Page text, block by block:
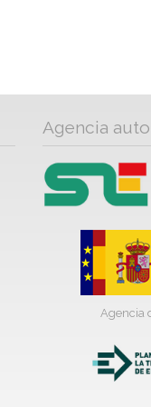
Agencia
Agencia